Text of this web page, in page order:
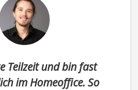
Teilzeit und bin fast
im Homeoffice. So